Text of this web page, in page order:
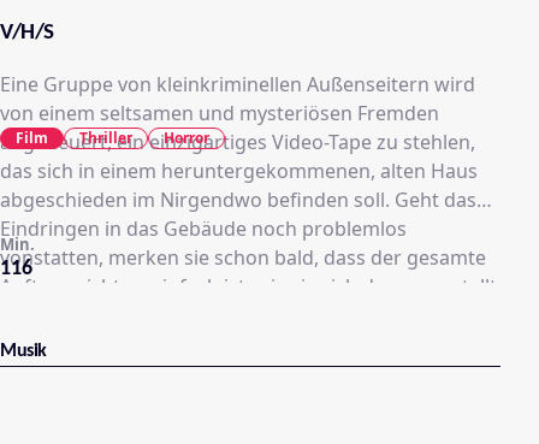
V/H/S
Eine Gruppe von kleinkriminellen Außenseitern wird
von einem seltsamen und mysteriösen Fremden
angeheuert, ein einzigartiges Video-Tape zu stehlen,
das sich in einem heruntergekommenen, alten Haus
abgeschieden im Nirgendwo befinden soll. Geht das
Eindringen in das Gebäude noch problemlos
vonstatten, merken sie schon bald, dass der gesamte
Auftrag nicht so einfach ist, wie sie sich das vorgestellt
Körper, umgeben von alten Fernsehgeräten und
zahlreichen Videokassetten. Auf den Bändern finden
116
Min.
Film Thriller Horror
Musik